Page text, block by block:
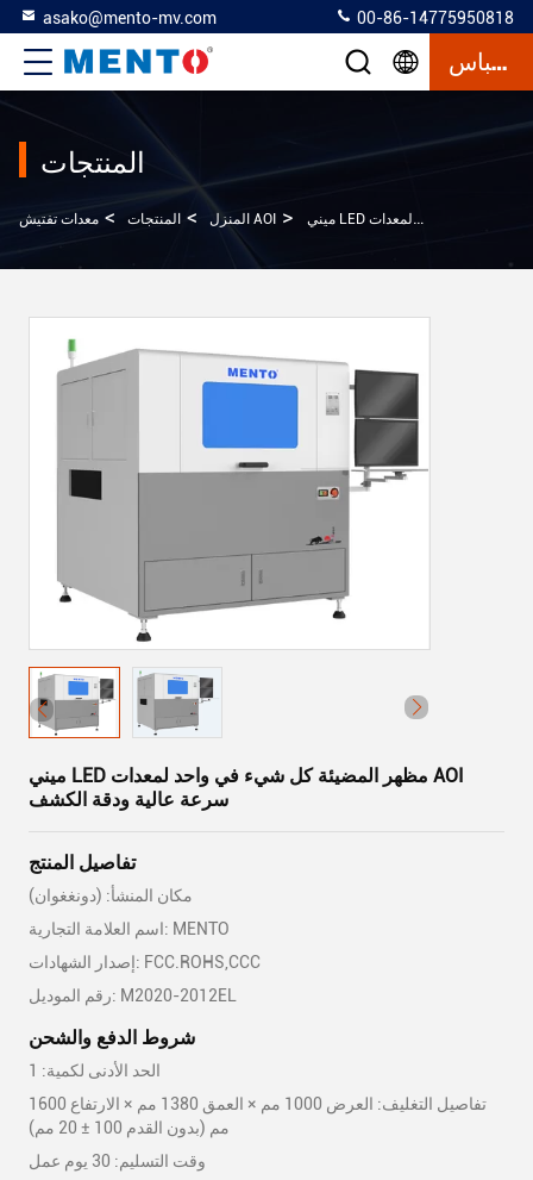
asako@mento-mv.com 00-86-14775950818
إقتباس
المنتجات
المنزل > المنتجات > معدات تفتيش AOI >
ميني LED مظهر المضيئة كل شيء في واحد لمعدات AOI
سرعة عالية ودقة الكشف
تفاصيل المنتج
مكان المنشأ: (دونغغوان)
اسم العلامة التجارية: MENTO
إصدار الشهادات: FCC.ROHS,CCC
رقم الموديل: M2020-2012EL
شروط الدفع والشحن
الحد الأدنى لكمية: 1
تفاصيل التغليف: العرض 1000 مم × العمق 1380 مم × الارتفاع 1600
مم (بدون القدم 100 ± 20 مم)
وقت التسليم: 30 يوم عمل